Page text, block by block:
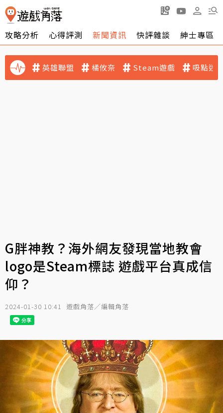
攻略分析 心得評測 新聞資訊 快評雜談 紳士專區
英雄聯盟 橘攸奈 Steam遊戲 吸點迷
G胖神教？海外網友發現當地教會
logo是Steam標誌 遊戲平台真成信
仰？
2024-01-30 10:41 遊戲角落／編輯角落